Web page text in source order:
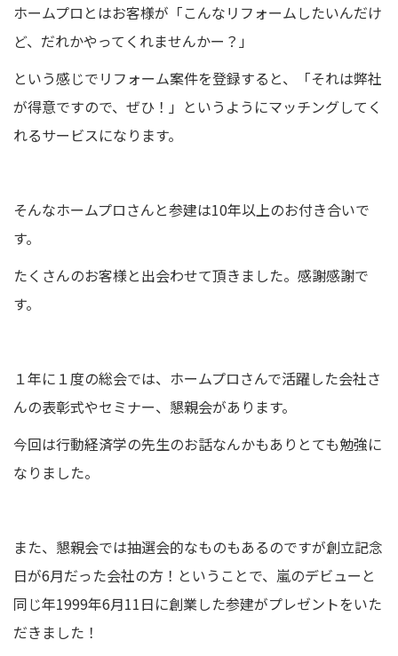
ホームプロとはお客様が「こんなリフォームしたいんだけ
ど、だれかやってくれませんかー？」
という感じでリフォーム案件を登録すると、「それは弊社
が得意ですので、ぜひ！」というようにマッチングしてく
れるサービスになります。
そんなホームプロさんと参建は10年以上のお付き合いで
す。
たくさんのお客様と出会わせて頂きました。感謝感謝で
す。
１年に１度の総会では、ホームプロさんで活躍した会社さ
んの表彰式やセミナー、懇親会があります。
今回は行動経済学の先生のお話なんかもありとても勉強に
なりました。
また、懇親会では抽選会的なものもあるのですが創立記念
日が6月だった会社の方！ということで、嵐のデビューと
同じ年1999年6月11日に創業した参建がプレゼントをいた
だきました！